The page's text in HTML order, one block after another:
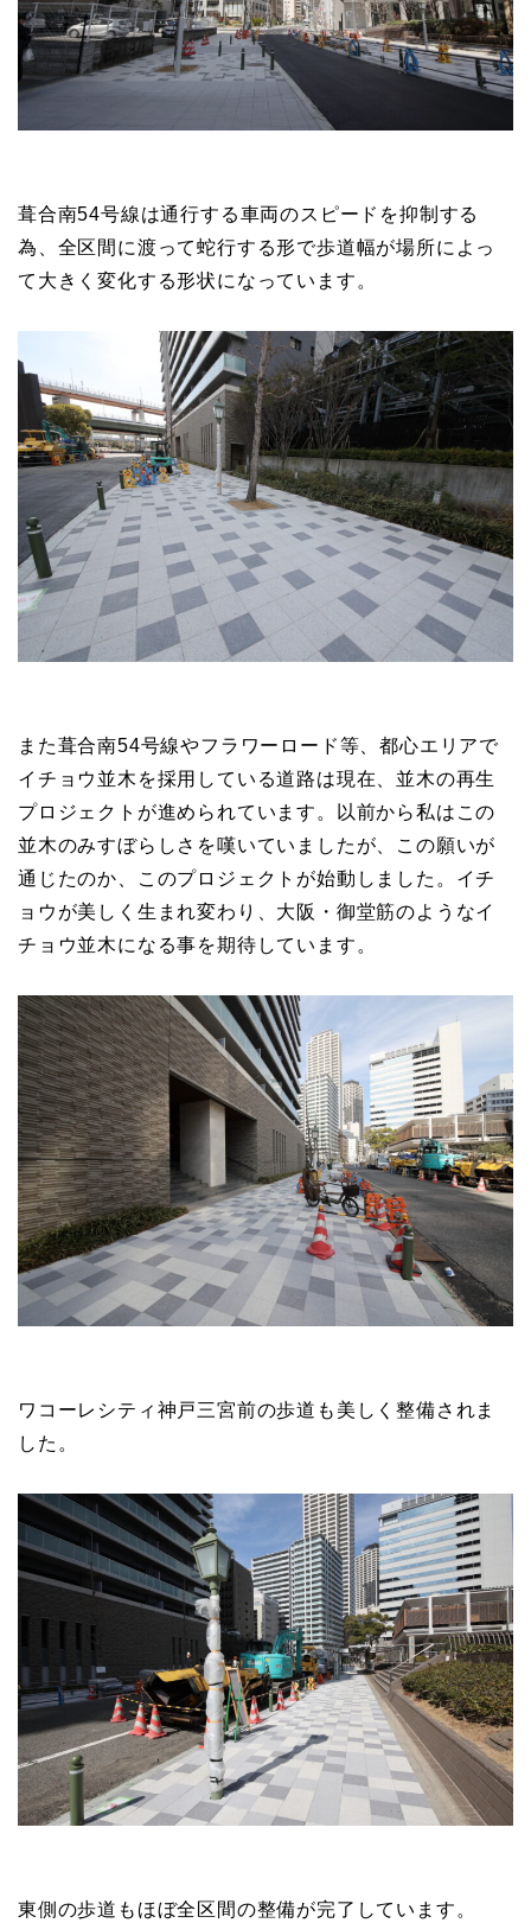
葺合南54号線は通行する車両のスピードを抑制する
為、全区間に渡って蛇行する形で歩道幅が場所によっ
て大きく変化する形状になっています。
また葺合南54号線やフラワーロード等、都心エリアで
イチョウ並木を採用している道路は現在、並木の再生
プロジェクトが進められています。以前から私はこの
並木のみすぼらしさを嘆いていましたが、この願いが
通じたのか、このプロジェクトが始動しました。イチ
ョウが美しく生まれ変わり、大阪・御堂筋のようなイ
チョウ並木になる事を期待しています。
ワコーレシティ神戸三宮前の歩道も美しく整備されま
した。
東側の歩道もほぼ全区間の整備が完了しています。